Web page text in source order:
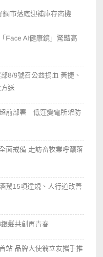
市落底迎補庫存商機
Face AI健康鏡」驚豔高
8/9號召公益捐血 黃捷、
送
前部署 低窪變電所架防
面戒備 走訪畜牧業呼籲落
駕15項違規、人行道改善
髮共創再青春
站 品牌大使翁立友攜手推